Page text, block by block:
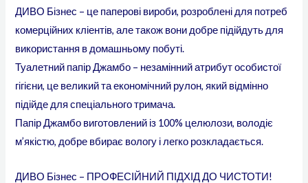
ДИВО Бізнес – це паперові вироби, розроблені для потреб
комерційних кліентів, але також вони добре підійдуть для
використання в домашньому побуті.
Туалетний папір Джамбо – незамінний атрибут особистої
гігієни, це великий та економічний рулон, який відмінно
підійде для спеціального тримача.
Папір Джамбо виготовлений із 100% целюлози, володіє
м’якістю, добре вбирає вологу і легко розкладається.
ДИВО Бізнес – ПРОФЕСІЙНИЙ ПІДХІД ДО ЧИСТОТИ!